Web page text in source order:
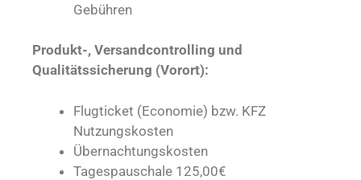
Gebühren
Produkt-, Versandcontrolling und
Qualitätssicherung (Vorort):
Flugticket (Economie) bzw. KFZ
Nutzungskosten
Übernachtungskosten
Tagespauschale 125,00€